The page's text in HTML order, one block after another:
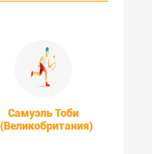
Самуэль Тоби
(Великобритания)